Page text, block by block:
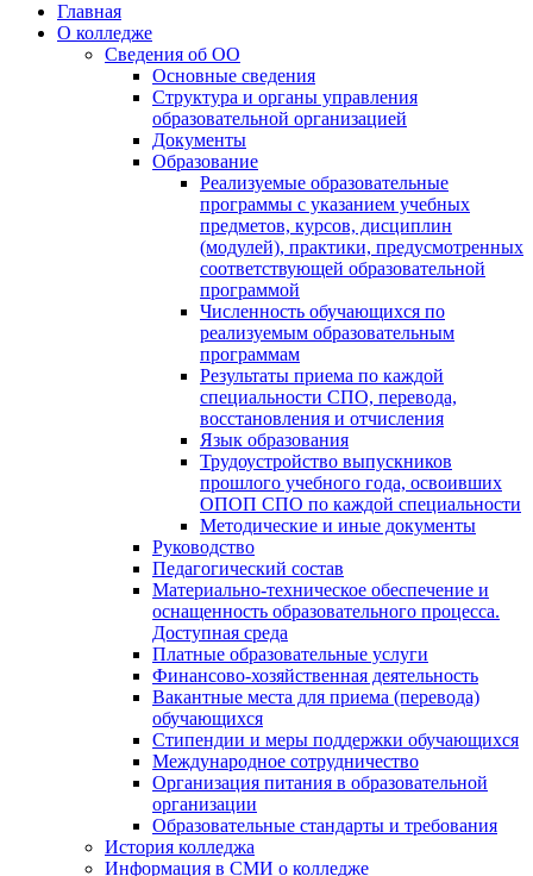
Главная
О колледже
Сведения об ОО
Основные сведения
Структура и органы управления
образовательной организацией
Документы
Образование
Реализуемые образовательные
программы с указанием учебных
предметов, курсов, дисциплин
(модулей), практики, предусмотренных
соответствующей образовательной
программой
Численность обучающихся по
реализуемым образовательным
программам
Результаты приема по каждой
специальности СПО, перевода,
восстановления и отчисления
Язык образования
Трудоустройство выпускников
прошлого учебного года, освоивших
ОПОП СПО по каждой специальности
Методические и иные документы
Руководство
Педагогический состав
Материально-техническое обеспечение и
оснащенность образовательного процесса.
Доступная среда
Платные образовательные услуги
Финансово-хозяйственная деятельность
Вакантные места для приема (перевода)
обучающихся
Стипендии и меры поддержки обучающихся
Международное сотрудничество
Организация питания в образовательной
организации
Образовательные стандарты и требования
История колледжа
Информация в СМИ о колледже